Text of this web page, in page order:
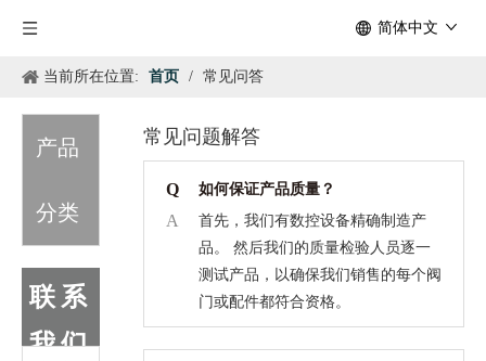
简体中文
当前所在位置: 首页 / 常见问答
产品
分类
联系
我们
常见问题解答
Q 如何保证产品质量？
A
首先，我们有数控设备精确制造产
品。 然后我们的质量检验人员逐一
测试产品，以确保我们销售的每个阀
门或配件都符合资格。